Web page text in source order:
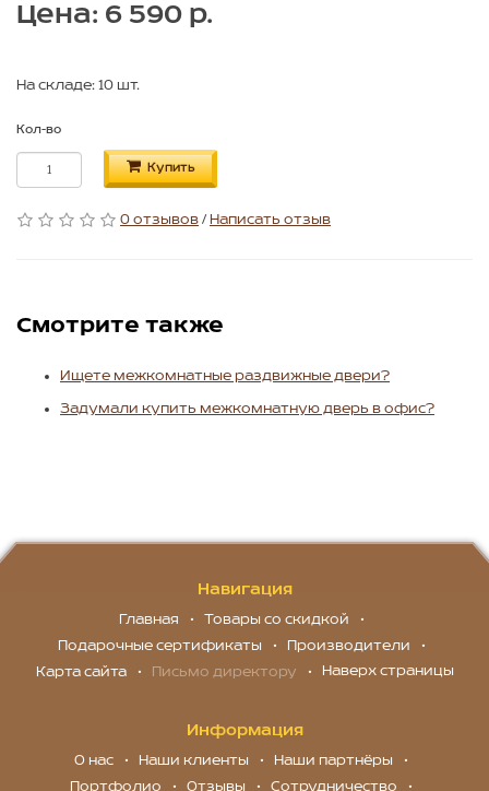
Цена: 6 590 р.
На складе: 10 шт.
Кол-во
Купить
0 отзывов / Написать отзыв
Смотрите также
Ищете межкомнатные раздвижные двери?
Задумали купить межкомнатную дверь в офис?
Навигация
Главная
Товары со скидкой
Подарочные сертификаты
Производители
Карта сайта
Письмо директору Наверх страницы
Информация
О нас Наши клиенты
Наши партнёры
Портфолио
Отзывы
Сотрудничество